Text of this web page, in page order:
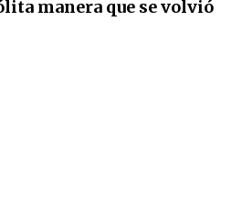
manera que se volvió